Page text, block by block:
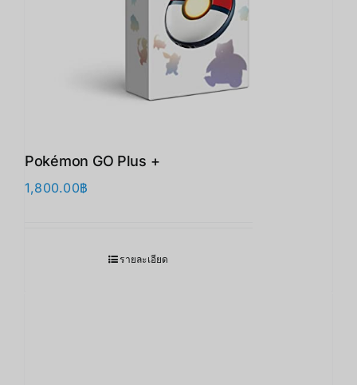
Pokémon GO Plus +
1,800.00฿
รายละเอียด